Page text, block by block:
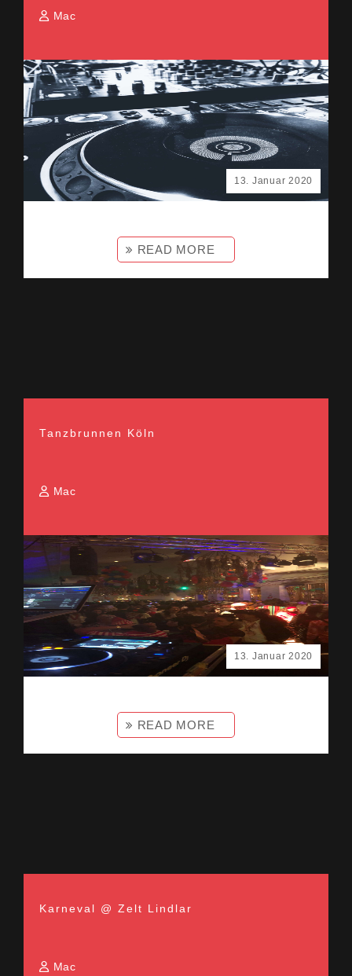
Mac
13. Januar 2020
READ MORE
Tanzbrunnen Köln
Mac
13. Januar 2020
READ MORE
Karneval @ Zelt Lindlar
Mac